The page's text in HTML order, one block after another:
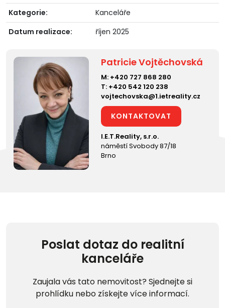
Kategorie:
Kanceláře
Datum realizace:
říjen 2025
Patricie Vojtěchovská
M: +420 727 868 280
T: +420 542 120 238
vojtechovska@1.ietreality.cz
KONTAKTOVAT
I.E.T.Reality, s.r.o.
náměstí Svobody 87/18
Brno
Poslat dotaz do realitní
kanceláře
Zaujala vás tato nemovitost? Sjednejte si
prohlídku nebo získejte více informací.